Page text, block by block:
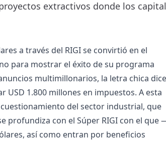
extractivos donde los
a través del RIGI se convirtió en el
para mostrar el éxito de su programa
multimillonarios, la letra chica dice
USD 1.800 millones en impuestos. A esta
del sector industrial, que
profundiza con el Súper RIGI con el que
así como entran por beneficios